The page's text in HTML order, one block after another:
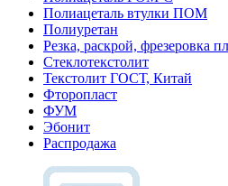
Полиацеталь втулки ПОМ
Полиуретан
Резка, раскрой, фрезеровка
Стеклотекстолит
Текстолит ГОСТ, Китай
Фторопласт
ФУМ
Эбонит
Распродажа